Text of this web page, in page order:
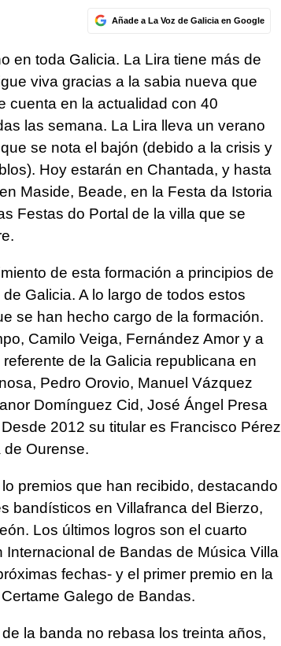
Añade a La Voz de Galicia en Google
en toda Galicia. La Lira tiene más de
viva gracias a la sabia nueva que
cuenta en la actualidad con 40
las semana. La Lira lleva un verano
se nota el bajón (debido a la crisis y
Hoy estarán en Chantada, y hasta
Maside, Beade, en la Festa da Istoria
Festas do Portal de la villa que se
de esta formación a principios de
Galicia. A lo largo de todos estos
se han hecho cargo de la formación.
Camilo Veiga, Fernández Amor y a
de la Galicia republicana en
Pedro Orovio, Manuel Vázquez
Domínguez Cid, José Ángel Presa
2012 su titular es Francisco Pérez
Ourense.
premios que han recibido, destacando
bandísticos en Villafranca del Bierzo,
Los últimos logros son el cuarto
de Bandas de Música Villa
fechas- y el primer premio en la
Galego de Bandas.
la banda no rebasa los treinta años,